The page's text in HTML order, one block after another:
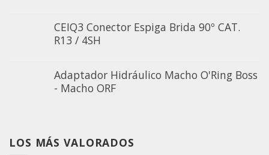
CEIQ3 Conector Espiga Brida 90º CAT.
R13 / 4SH
Adaptador Hidráulico Macho O'Ring Boss
- Macho ORF
LOS MÁS VALORADOS